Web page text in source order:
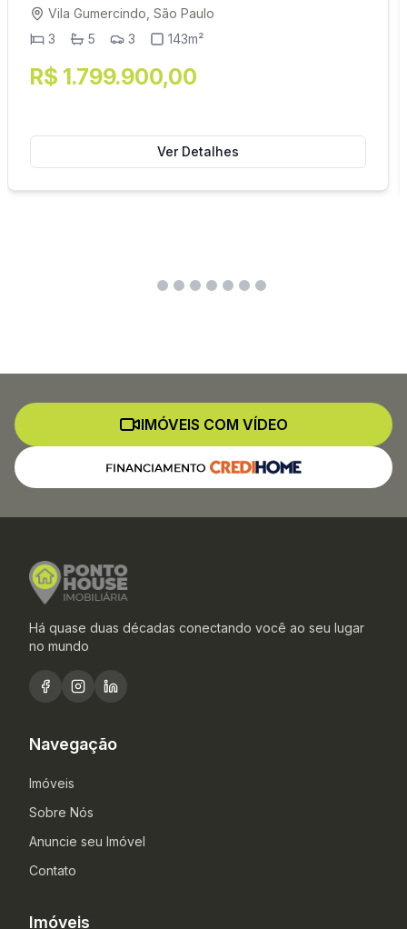
Vila Gumercindo, São Paulo
3
5 3 143m²
R$ 1.799.900,00
Ver Detalhes
IMÓVEIS COM VÍDEO
Há quase duas décadas conectando você ao seu lugar
no mundo
Navegação
Imóveis
Sobre Nós
Anuncie seu Imóvel
Contato
Imóveis